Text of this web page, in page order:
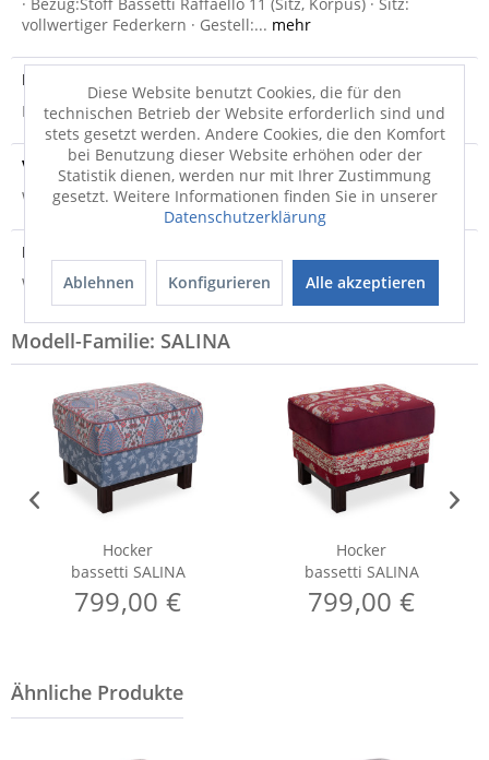
vollwertiger Federkern · Gestell:... mehr
Produktsicherheit
Produktsicherheit
Versandinfo
Weitere Informationen zum Versand...
Hersteller
Weitere Informationen zum Hersteller...
Modell-Familie: SALINA
Hocker
bassetti SALINA
799,00 €
Hocker
bassetti SALINA
799,00 €
Diese Website benutzt Cookies, die für den
technischen Betrieb der Website erforderlich sind und
stets gesetzt werden. Andere Cookies, die den Komfort
bei Benutzung dieser Website erhöhen oder der
Statistik dienen, werden nur mit Ihrer Zustimmung
gesetzt. Weitere Informationen finden Sie in unserer
Datenschutzerklärung
Ablehnen Konfigurieren Alle akzeptieren